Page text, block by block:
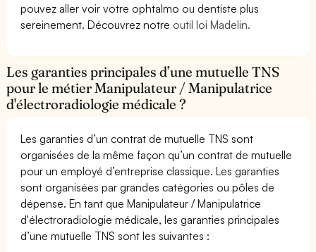
pouvez aller voir votre ophtalmo ou dentiste plus
sereinement. Découvrez notre outil loi Madelin.
Les garanties principales d’une mutuelle TNS
pour le métier Manipulateur / Manipulatrice
d'électroradiologie médicale ?
Les garanties d’un contrat de mutuelle TNS sont
organisées de la même façon qu’un contrat de mutuelle
pour un employé d’entreprise classique. Les garanties
sont organisées par grandes catégories ou pôles de
dépense. En tant que Manipulateur / Manipulatrice
d'électroradiologie médicale, les garanties principales
d’une mutuelle TNS sont les suivantes :